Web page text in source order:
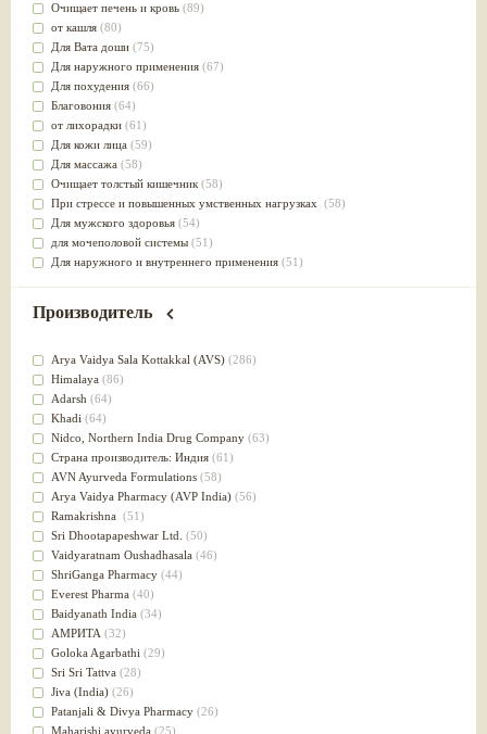
Очищает печень и кровь (89)
от кашля (80)
Для Вата доши (75)
Для наружного применения (67)
Для похудения (66)
Благовония (64)
от лихорадки (61)
Для кожи лица (59)
Для массажа (58)
Очищает толстый кишечник(58)
При стрессе и повышенных умственных нагрузках (58)
Для мужского здоровья (54)
для мочеполовой системы (51)
Для наружного и внутреннего применения (51)
Для стабилизации деятельности ЦНС
Лечит опухоли и отеки(46)
Для медитации
выводит токсины
Для здоровья печени
Для тела(39)
для очищения крови(38)
При диабете(38)
Антиоксидант(37)
Для Капха(Кафа) доши
От паразитов(37)
При расстройстве желудка (36)
Успокоительное(36)
Для глаз(34)
от геморроя(34)
Противовоспалительное
Для Питта доши(32)
Для сердца(32)
Для сосудов головного мозга
Для полости рта(32)
Дефицит железа(31)
Производитель
Arya Vaidya Sala Kottakkal (AVS) (286)
Himalaya (86)
Adarsh (64)
Khadi (64)
Nidсo, Northern India Drug Company (63)
Страна производитель: Индия (61)
AVN Ayurveda Formulations (58)
Arya Vaidya Pharmacy (AVP India) (56)
Ramakrishna (51)
Sri Dhootapapeshwar Ltd. (50)
Vaidyaratnam Oushadhasala (46)
ShriGanga Pharmacy (44)
Everest Pharma (40)
Baidyanath India (34)
АМРИТА (32)
Goloka Agarbathi (29)
Sri Sri Tattva (28)
Jiva (India) (26)
Patanjali & Divya Pharmacy (26)
Maharishi ayurveda (25)